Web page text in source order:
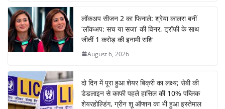
लॉकअप सीजन 2 का फिनाले: श्रेया कालरा बनीं
‘लॉकअप: सच या सजा’ की विनर, ट्रॉफी के साथ
जीतीं 1 करोड़ की इनामी राशि
August 6, 2026
दो दिन में पूरा हुआ शेयर बिक्री का लक्ष्य; सेबी की
डेडलाइन से काफी पहले हासिल की 10% पब्लिक
शेयरहोल्डिंग, ग्रीन शू ऑप्शन का भी हुआ इस्तेमाल